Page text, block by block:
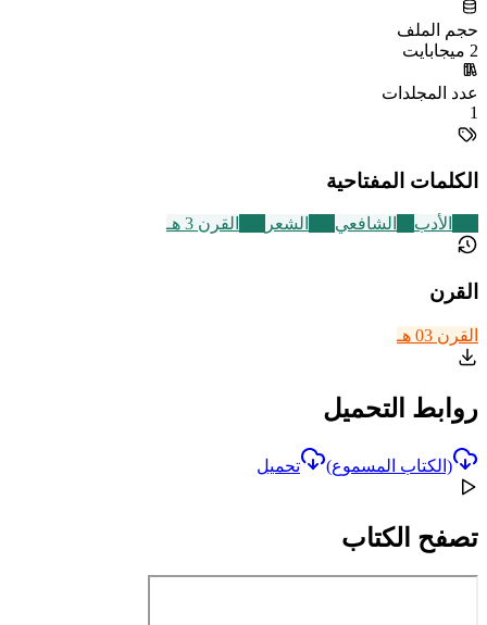
حجم الملف
2 ميجابايت
عدد المجلدات
1
الكلمات المفتاحية
الأدب الشافعي الشعر القرن 3 هـ
القرن
القرن 03 هـ
روابط التحميل
(الكتاب المسموع) تحميل
تصفح الكتاب